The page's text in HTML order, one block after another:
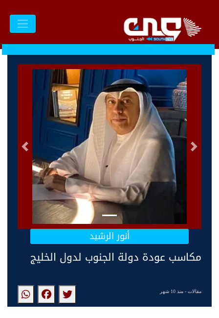
التالى السابق
أنور الرشيد
مكاسب عودة دولة الجنوب لدول الخليج
مقالات- منذ 10 شهر